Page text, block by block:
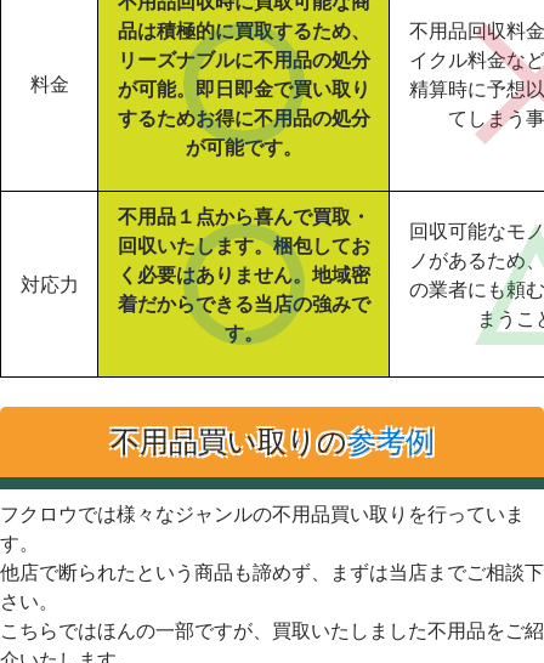
料金
品は積極的に買取するため、
リーズナブルに不用品の処分
が可能。即日即金で買い取り
するためお得に不用品の処分
が可能です。
不用品回収料
イクル料金な
精算時に予想
てしまう
対応力
不用品１点から喜んで買取・
回収いたします。梱包してお
く必要はありません。地域密
着だからできる当店の強みで
す。
回収可能なモ
ノがあるため
の業者にも頼
まうこ
不用品買い取りの参考例
フクロウでは様々なジャンルの不用品買い取りを行っていま
す。
他店で断られたという商品も諦めず、まずは当店までご相談下
さい。
こちらではほんの一部ですが、買取いたしました不用品をご紹